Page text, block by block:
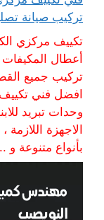
تركيب صيانة
تكييف مركزي
أعطال المكيفات
تركيب جميع
افضل فني تكييف
وحدات تبريد
الاجهزة
بأنواع متنوعة و